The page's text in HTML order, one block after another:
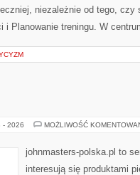
niezależnie od tego, czy
i Planowanie treningu. W
- 2026 MOŻLIWOŚĆ
johnmasters-polska.pl to
interesują się produktami